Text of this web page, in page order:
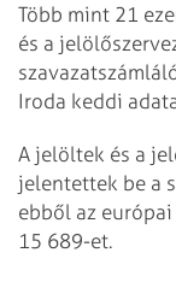
Több mint 21
és a
Iroda keddi
A jelöltek és a
jelentettek be a
ebből az
15 689-et.